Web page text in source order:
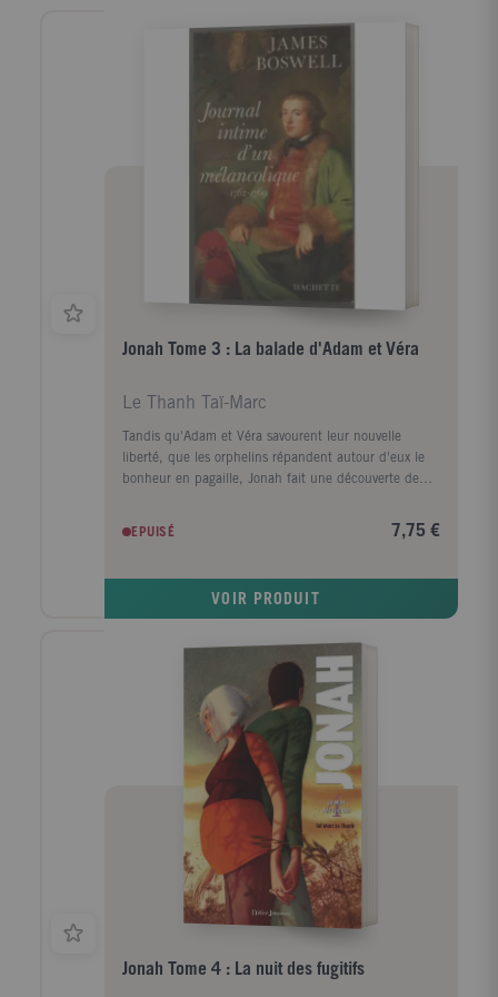
Jonah Tome 3 : La balade d'Adam et Véra
Le Thanh Taï-Marc
Tandis qu'Adam et Véra savourent leur nouvelle
liberté, que les orphelins répandent autour d'eux le
bonheur en pagaille, Jonah fait une découverte de
EPUISÉ
7,75 €
VOIR PRODUIT
Jonah Tome 4 : La nuit des fugitifs